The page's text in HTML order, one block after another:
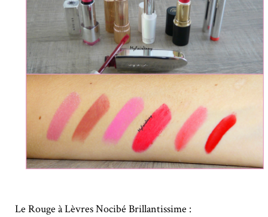
Le Rouge à Lèvres Nocibé Brillantissime :